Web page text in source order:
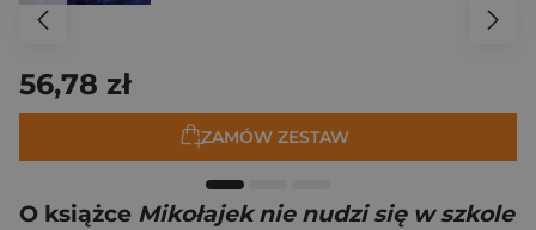
56,78 zł
ZAMÓW ZESTAW
O książce Mikołajek nie nudzi się w szkole